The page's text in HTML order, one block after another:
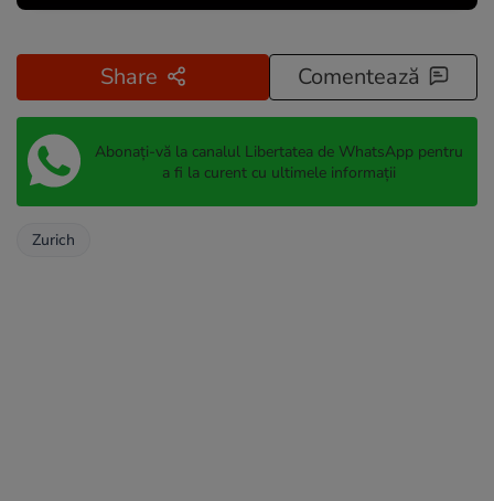
Share Comentează
Abonați-vă la canalul Libertatea de WhatsApp pentru
a fi la curent cu ultimele informații
Zurich